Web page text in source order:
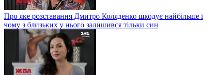
Про яке розставання Дмитро Коляденко шкодує найбільше і
чому з близьких у нього залишився тільки син